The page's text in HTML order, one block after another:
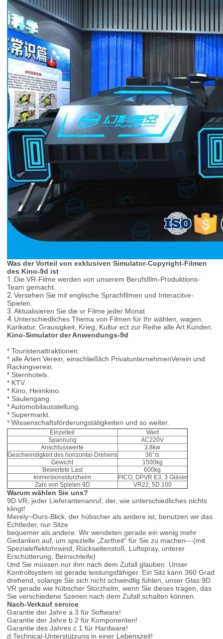
Was der Vorteil von exklusiven Simulator-Copyright-Filmen
des Kino-9d ist
1. Die VR-Filme werden von unserem Berufsfilm-Produktions-
Team gemacht.
2. Versehen Sie mit englische Sprachfilmen und Interacitve-
Spielen.
3. Aktualisieren Sie die vr Filme jeder Monat.
4. Unterschiedliches Thema von Filmen für Ihr wählen, wagen,
Karikatur, Grausigkeit, Krieg, Kultur ect zur Reihe alle Art Kunden.
Kino-Simulator der Anwendungs-9d
* Touristenattraktionen.
* alle Arten Verein, einschließlich PrivatunternehmenVerein und
Rackingverein.
* Sternhotels.
* KTV.
* Kino, Heimkino.
* Säulengang.
* Automobilausstellung.
* Supermarkt.
* Wissenschaftsförderungstätigkeiten und so weiter.
Einzelteil
Wert
Spannung
AC220V
Anschlusswerte
3.8kw
Geschwindigkeit des horizontal-Drehens
36°/s
Gewicht
1500kg
Bewertete Last
600kg
Immersionssturzhelm
PICO, DPVR E3, 3 Gläser
Zahl von Spielen 9D
VR22; 5D 100
Warum wählen Sie uns?
9D VR, jeder Lieferantenanruf, der, wie unterschiedliches nichts
klingt!
Merely~Ours-Blick, der hübscher als andere ist, benutzen wir das
Echtleder, nur Sitze
bequemer als andere. Wir wendeten gerade ein wenig mehr
Gedanken auf, um spezielle „Zartheit“ für Sie zu machen---(mit
Spezialeffektohrwind, Rückseitenstoß, Luftspray, unterer
Erschütterung, Beinschleife)
Und Sie müssen nur ihm nach dem Zufall glauben. Unser
Kontrollsystem ist gerade leistungsfähiger. Ein Sitz kann 360 Grad
drehend, solange Sie sich nicht schwindlig fühlen, unser Glas 9D
VR gerade wie hübscher Sturzhelm, wenn Sie dieses tragen, das
Sie verschiedene Szenen nach dem Zufall schalten können.
Nach-Verkauf sercice
Garantie der Jahre a.3 für Software!
Garantie der Jahre b.2 für Komponenten!
Garantie des Jahres c.1 für Hardware!
d.Technical-Unterstützung in einer Lebenszeit!